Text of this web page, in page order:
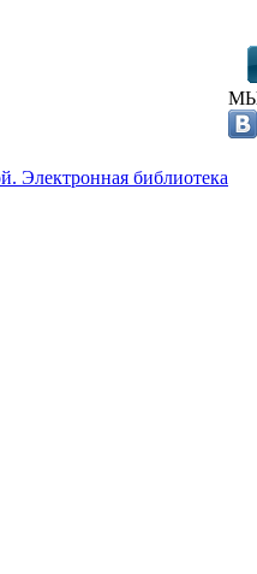
библиотека